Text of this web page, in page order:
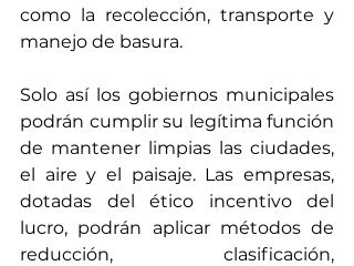
como la recolección, transporte y
manejo de basura.
Solo así los gobiernos municipales
podrán cumplir su legítima función
de mantener limpias las ciudades,
el aire y el paisaje. Las empresas,
dotadas del ético incentivo del
lucro, podrán aplicar métodos de
reducción, clasificación,